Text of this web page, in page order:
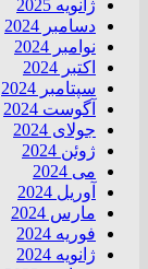
ژانویه 2025
دسامبر 2024
نوامبر 2024
اکتبر 2024
سپتامبر 2024
آگوست 2024
جولای 2024
ژوئن 2024
می 2024
آوریل 2024
مارس 2024
فوریه 2024
ژانویه 2024